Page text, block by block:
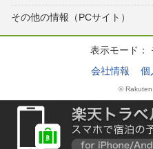
その他の情報（PCサイト）
表示モード：
会社情報
個
© Rakuten